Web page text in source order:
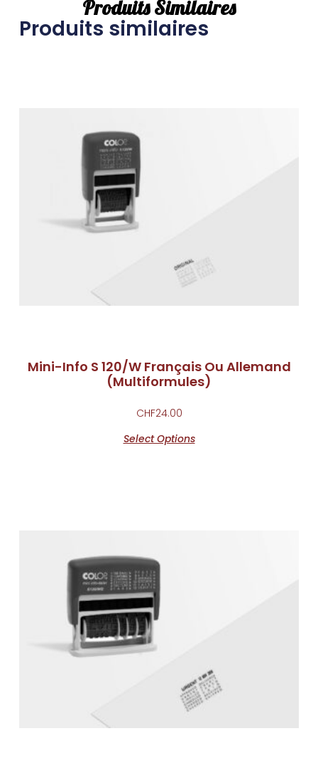
Produits Similaires
Produits similaires
Mini-Info S 120/W Français Ou Allemand
(Multiformules)
CHF24.00
Select Options